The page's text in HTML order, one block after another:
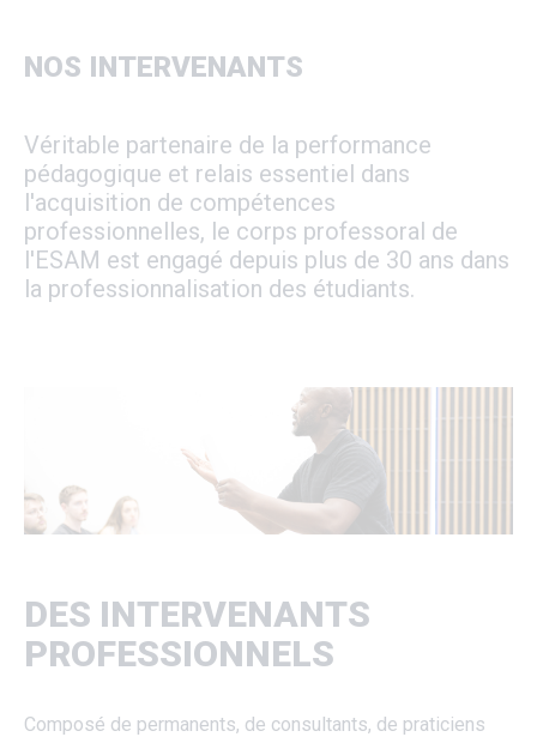
NOS INTERVENANTS
Véritable partenaire de la performance
pédagogique et relais essentiel dans
l'acquisition de compétences
professionnelles, le corps professoral de
l'ESAM est engagé depuis plus de 30 ans dans
la professionnalisation des étudiants.
DES INTERVENANTS
PROFESSIONNELS
Composé de permanents, de consultants, de praticiens